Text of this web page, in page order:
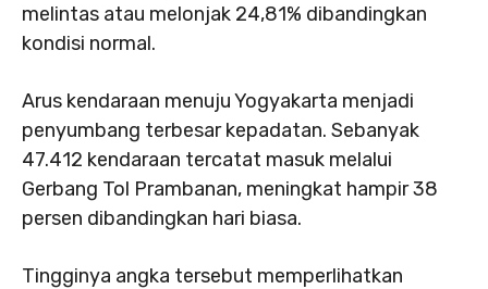
melintas atau melonjak 24,81% dibandingkan
kondisi normal.
Arus kendaraan menuju Yogyakarta menjadi
penyumbang terbesar kepadatan. Sebanyak
47.412 kendaraan tercatat masuk melalui
Gerbang Tol Prambanan, meningkat hampir 38
persen dibandingkan hari biasa.
Tingginya angka tersebut memperlihatkan